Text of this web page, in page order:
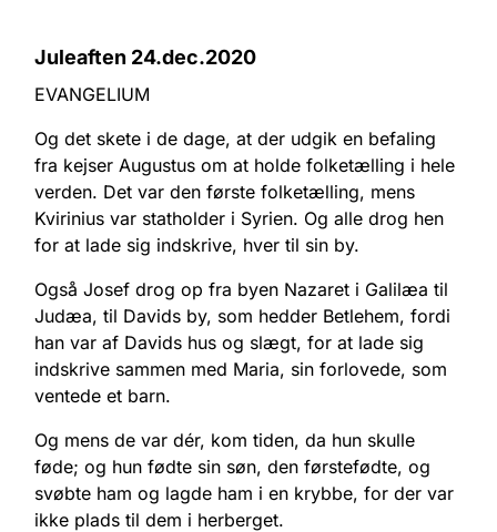
Juleaften 24.dec.2020
EVANGELIUM
Og det skete i de dage, at der udgik en befaling
fra kejser Augustus om at holde folketælling i hele
verden. Det var den første folketælling, mens
Kvirinius var statholder i Syrien. Og alle drog hen
for at lade sig indskrive, hver til sin by.
Også Josef drog op fra byen Nazaret i Galilæa til
Judæa, til Davids by, som hedder Betlehem, fordi
han var af Davids hus og slægt, for at lade sig
indskrive sammen med Maria, sin forlovede, som
ventede et barn.
Og mens de var dér, kom tiden, da hun skulle
føde; og hun fødte sin søn, den førstefødte, og
svøbte ham og lagde ham i en krybbe, for der var
ikke plads til dem i herberget.